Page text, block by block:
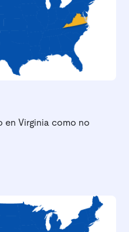
en Virginia como no